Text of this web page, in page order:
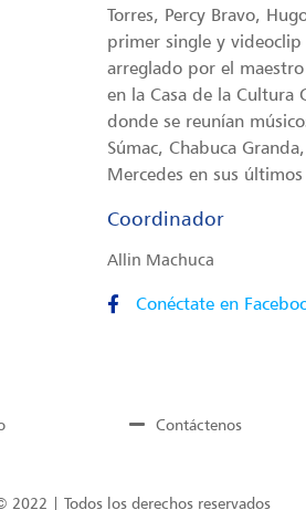
Torres, Percy Bravo,
primer single y videoclip
arreglado por el
en la Casa de la Cultura
donde se reunían
Súmac, Chabuca
Mercedes en sus
Coordinador
Allin Machuca
Conéctate en
Contáctenos
2022 | Todos los derechos reservados